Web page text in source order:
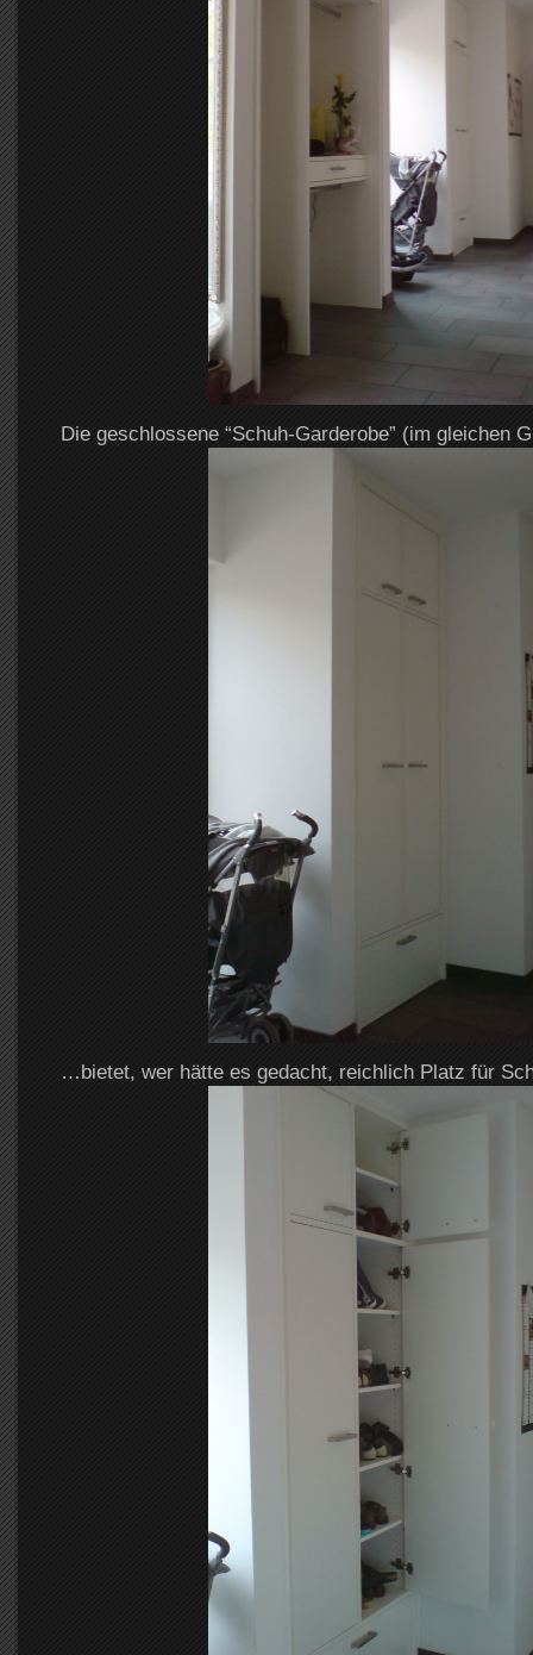
Die geschlossene “Schuh-Garderobe” (im gleichen
…bietet, wer hätte es gedacht, reichlich Platz für